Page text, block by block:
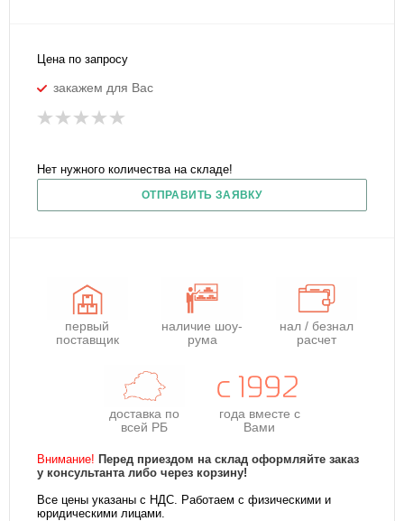
Цена по запросу
закажем для Вас
Нет нужного количества на складе!
ОТПРАВИТЬ ЗАЯВКУ
первый
поставщик
наличие шоу-
рума
нал / безнал
расчет
доставка по
всей РБ
года вместе с
Вами
Внимание! Перед приездом на склад оформляйте заказ
у консультанта либо через корзину!
Все цены указаны с НДС. Работаем с физическими и
юридическими лицами.